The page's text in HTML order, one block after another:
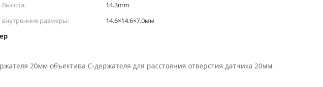
Высота:
14.3mm
внутренние размеры:
14.6×14.6×7.0мм
20мм объектива С-держателя для расстояния отверстия датчика 20мм